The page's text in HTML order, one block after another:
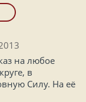
на любое
в
Силу. На её